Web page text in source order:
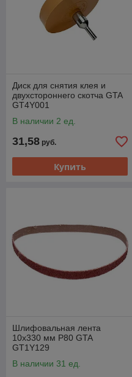
Диск для снятия клея и
двухстороннего скотча GTA
GT4Y001
В наличии 2 ед.
31,58 руб.
Купить
Шлифовальная лента
10х330 мм Р80 GTA
GT1Y129
В наличии 31 ед.